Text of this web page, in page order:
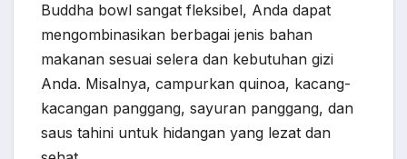
Buddha bowl sangat fleksibel, Anda dapat
mengombinasikan berbagai jenis bahan
makanan sesuai selera dan kebutuhan gizi
Anda. Misalnya, campurkan quinoa, kacang-
kacangan panggang, sayuran panggang, dan
saus tahini untuk hidangan yang lezat dan